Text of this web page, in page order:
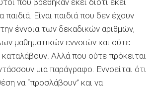
παιδιά. Είναι παιδιά που δεν έχουν
έννοια των δεκαδικών αριθμών,
μαθηματικών εννοιών και ούτε
καταλάβουν. Αλλά που ούτε πρόκειται
μια παράγραφο. Εννοείται ότι
να “προσλάβουν” και να